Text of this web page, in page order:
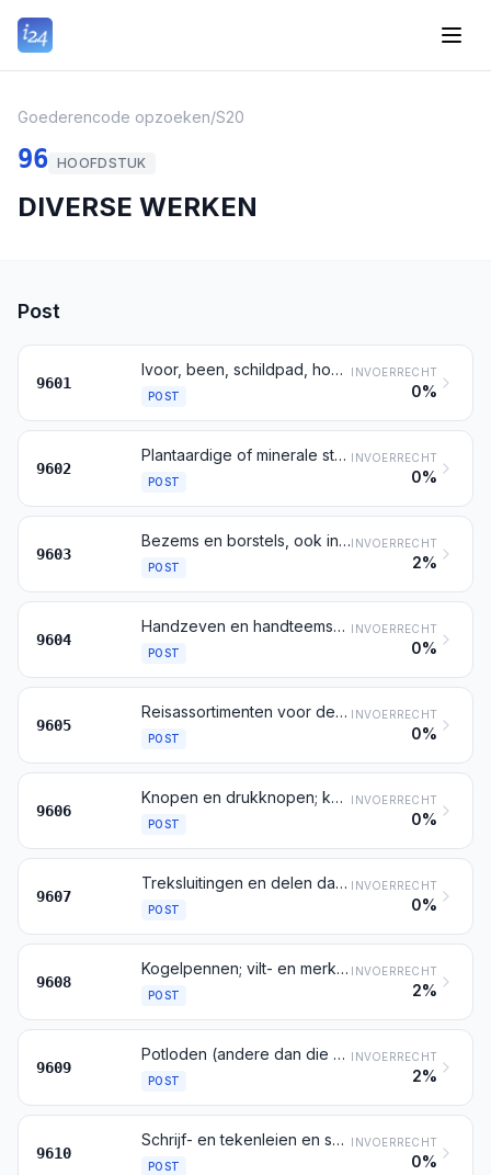
Goederencode opzoeken/S20
96 HOOFDSTUK
DIVERSE WERKEN
Post
9601
Ivoor, been, schildpad, hoorn, geweien, koraal, paarlemoer en andere stoffen van dierlijke herkomst geschikt om te worden gesneden, bewerkt; werken van deze stoffen (gevormde werken daaronder begrepen)
POST
INVOERRECHT
0%
9602
Plantaardige of minerale stoffen geschikt om te worden gesneden, bewerkt, alsmede werken van deze stoffen; gevormde of gesneden werken van was, van paraffine, van stearine, van natuurlijke gommen of harsen, van modelleerpasta, alsmede gevormde of gesneden werken, elders genoemd noch elders onder begrepen; bewerkte, niet-geharde gelatine, andere dan die bedoeld bij post 3503, alsmede werken van niet-geharde gelatine
POST
INVOERRECHT
0%
9603
Bezems en borstels, ook indien zij delen van machines, van toestellen of van voertuigen zijn, met de hand bediende mechanische vegers zonder motor, penselen, kwasten en plumeaus; gerede knotten voor borstelwerk; verfkussens en verfrollen; wissers van rubber of van andere soepele stoffen
POST
INVOERRECHT
2%
9604
Handzeven en handteemsen
POST
INVOERRECHT
0%
9605
Reisassortimenten voor de lichaamsverzorging van personen, voor het schoonmaken van schoeisel of van kleding en reisnaaigarnituren
POST
INVOERRECHT
0%
9606
Knopen en drukknopen; knoopvormen en andere delen van knopen of van drukknopen; knopen in voorwerpsvorm
POST
INVOERRECHT
0%
9607
Treksluitingen en delen daarvan
POST
INVOERRECHT
0%
9608
Kogelpennen; vilt- en merkstiften, alsmede andere pennen met poreuze punt; vulpennen; doorschrijfpennen; vulpotloden; penhouders, potloodhouders en dergelijke artikelen; delen (puntbeschermers en klemmen daaronder begrepen) van deze artikelen, andere dan die bedoeld bij post 9609
POST
INVOERRECHT
2%
9609
Potloden (andere dan die bedoeld bij post 9608), griffels, potloodstiften, pastellen, tekenkool, schrijf- en tekenkrijt, en kleermakerskrijt
POST
INVOERRECHT
2%
9610
Schrijf- en tekenleien en schrijf- en tekenborden, ook indien omlijst
POST
INVOERRECHT
0%